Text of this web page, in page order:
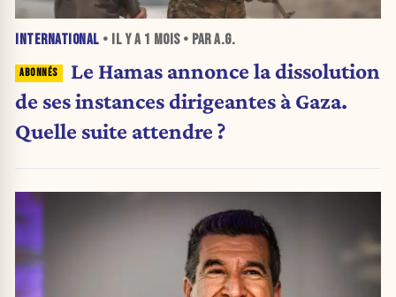
INTERNATIONAL • IL Y A 1 MOIS• PAR A.G.
Le Hamas annonce la dissolution
de ses instances dirigeantes à Gaza.
Quelle suite attendre ?